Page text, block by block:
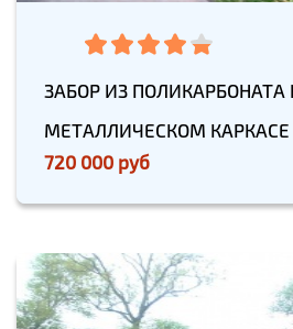
ЗАБОР ИЗ ПОЛИКАРБОНАТА
МЕТАЛЛИЧЕСКОМ КАРКАСЕ
720 000 руб